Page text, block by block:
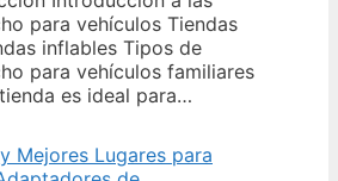
para vehículos Tiendas
inflables Tipos de
para vehículos familiares
es ideal para…